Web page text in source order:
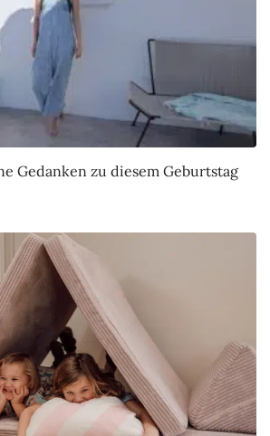
Gedanken zu diesem Geburtstag